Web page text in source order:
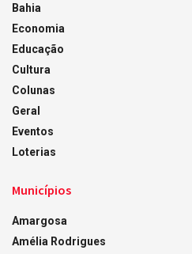
Bahia
Economia
Educação
Cultura
Colunas
Geral
Eventos
Loterias
Municípios
Amargosa
Amélia Rodrigues